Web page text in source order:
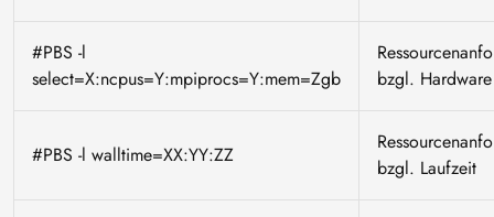
#PBS -l
select=X:ncpus=Y:mpiprocs=Y:mem=Zgb
bzgl. Hardware
#PBS -l walltime=XX:YY:ZZ
bzgl. Laufzeit